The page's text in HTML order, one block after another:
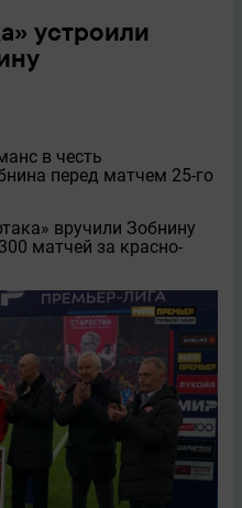
устроили
в честь
перед матчем 25-го
вручили Зобнину
матчей за красно-